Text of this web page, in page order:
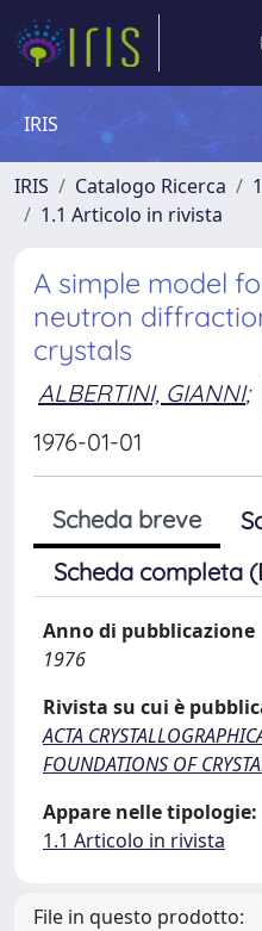
IRIS
IRIS Catalogo Ricerca
1.1 Articolo in rivista
A simple model
neutron
crystals
ALBERTINI, GIANNI;
1976-01-01
Scheda breve
Scheda completa
Anno di pubblicazione
1976
Rivista su cui è
ACTA
FOUNDATIONS OF
Appare nelle tipologie:
1.1 Articolo in rivista
File in questo prodotto: